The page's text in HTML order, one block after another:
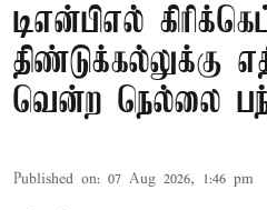
டிஎன்பிஎல்
திண்டுக்கல்லுக்கு
வென்ற நெல்லை
Published on: 07 Aug 2026, 1:46 pm